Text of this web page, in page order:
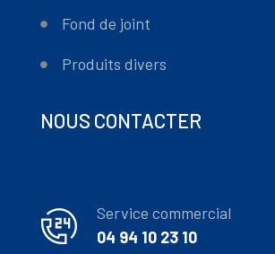
Fond de joint
Produits divers
NOUS CONTACTER
Service commercial
04 94 10 23 10